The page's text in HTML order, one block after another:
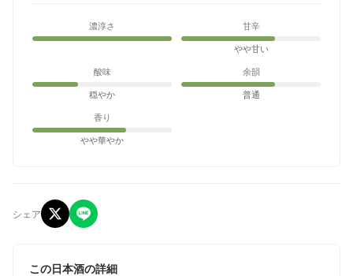
濃淳さ 甘辛
やや甘い
酸味
穏やか
余韻
普通
香り
やや華やか
シェア
この日本酒の詳細